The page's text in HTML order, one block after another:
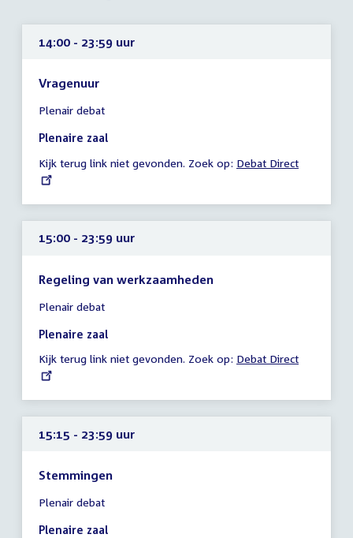
14:00 - 23:59 uur
Vragenuur
vergadering
14:00
23:59
uur
Plenair debat
Plenaire zaal
Kijk terug link niet gevonden. Zoek op: External
Debat Direct
15:00 - 23:59 uur
Regeling van werkzaamheden
vergadering
15:00
23:59
uur
Plenair debat
Plenaire zaal
Kijk terug link niet gevonden. Zoek op: External
Debat Direct
15:15 - 23:59 uur
Stemmingen
vergadering
15:15
Plenair debat
Plenaire zaal